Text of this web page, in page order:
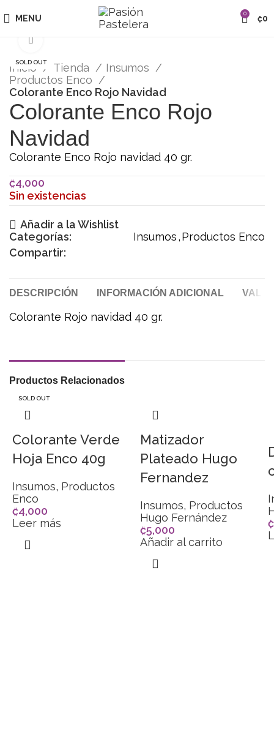
MENU 0 ₡0
SOLD OUT
Click para agrandar
Inicio Tienda
Insumos
Productos Enco
Colorante Enco Rojo Navidad
Colorante Enco Rojo
Navidad
Colorante Enco Rojo navidad 40 gr.
₡4,000
Sin existencias
Añadir a la Wishlist
Categorías:
Insumos,Productos Enco
Compartir:
DESCRIPCIÓN INFORMACIÓN ADICIONAL
Colorante Rojo navidad 40 gr.
Productos Relacionados
SOLD OUT
Colorante Verde
Hoja Enco 40g
Insumos, Productos
Enco
₡4,000
Leer más
Matizador
Plateado Hugo
Fernandez
Insumos, Productos
Hugo Fernández
₡5,000
Añadir al carrito
₡